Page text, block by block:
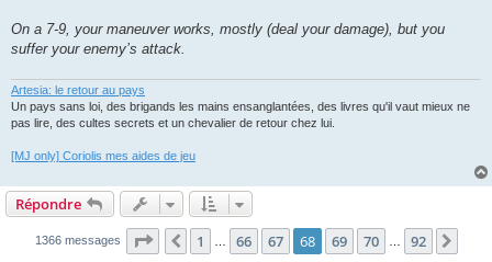
On a 7-9, your maneuver works, mostly (deal your damage), but you
suffer your enemy’s attack.
Artesia: le retour au pays
Un pays sans loi, des brigands les mains ensanglantées, des livres qu'il vaut mieux ne
pas lire, des cultes secrets et un chevalier de retour chez lui.
[MJ only] Coriolis mes aides de jeu
Répondre
1366 messages Page 68 sur 92
Précédent
1 66 67 68 69 70 92